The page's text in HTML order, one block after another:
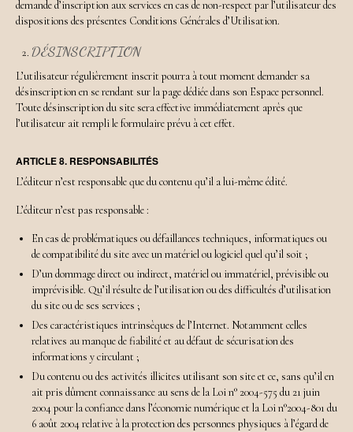
demande d’inscription aux services en cas de non-respect par l’utilisateur des
dispositions des présentes Conditions Générales d’Utilisation.
DÉSINSCRIPTION
L’utilisateur régulièrement inscrit pourra à tout moment demander sa
désinscription en se rendant sur la page dédiée dans son Espace personnel.
Toute désinscription du site sera effective immédiatement après que
l’utilisateur ait rempli le formulaire prévu à cet effet.
ARTICLE 8. RESPONSABILITÉS
L’éditeur n’est responsable que du contenu qu’il a lui-même édité.
L’éditeur n’est pas responsable :
En cas de problématiques ou défaillances techniques, informatiques ou
de compatibilité du site avec un matériel ou logiciel quel qu’il soit ;
D’un dommage direct ou indirect, matériel ou immatériel, prévisible ou
imprévisible. Qu’il résulte de l’utilisation ou des difficultés d’utilisation
du site ou de ses services ;
Des caractéristiques intrinsèques de l’Internet. Notamment celles
relatives au manque de fiabilité et au défaut de sécurisation des
informations y circulant ;
Du contenu ou des activités illicites utilisant son site et ce, sans qu’il en
ait pris dûment connaissance au sens de la Loi n° 2004-575 du 21 juin
2004 pour la confiance dans l’économie numérique et la Loi n°2004-801 du
6 août 2004 relative à la protection des personnes physiques à l’égard de